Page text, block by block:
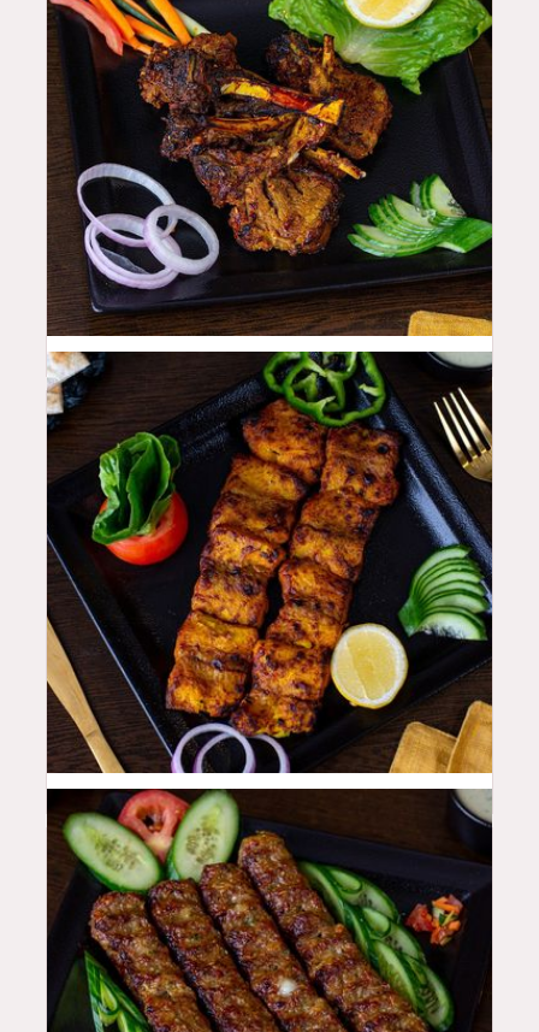
QAR 50
QAR 48